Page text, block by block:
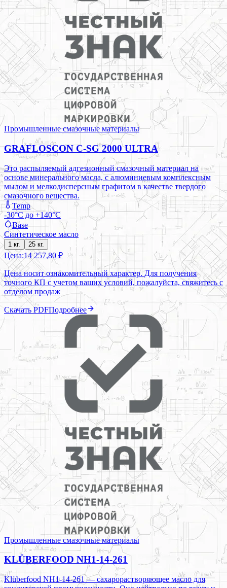
Промышленные смазочные материалы
GRAFLOSCON C-SG 2000 ULTRA
Это распыляемый адгезионный смазочный материал на
основе минерального масла, с алюминиевым комплексным
мылом и мелкодисперсным графитом в качестве твердого
смазочного вещества.
Temp
-30°C до +140°C
Base
Синтетическое масло
1 кг. 25 кг.
Цена:14 257,80 ₽
Цена носит ознакомительный характер. Для получения
точного КП с учетом ваших условий, пожалуйста, свяжитесь с
отделом продаж
Скачать PDFПодробнее
Промышленные смазочные материалы
KLÜBERFOOD NH1-14-261
Klüberfood NH1-14-261 — сахарорастворяющее масло для